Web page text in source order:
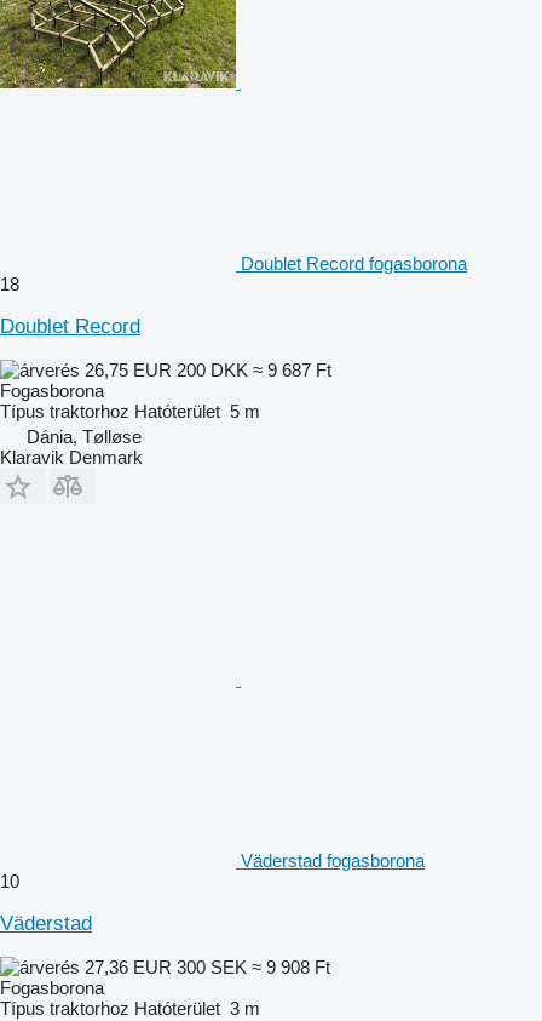
Doublet Record fogasborona
18
Doublet Record
26,75 EUR 200 DKK ≈ 9 687 Ft
Fogasborona
Típus traktorhoz Hatóterület 5 m
Dánia, Tølløse
Klaravik Denmark
Väderstad fogasborona
10
Väderstad
27,36 EUR 300 SEK ≈ 9 908 Ft
Fogasborona
Típus traktorhoz Hatóterület 3 m